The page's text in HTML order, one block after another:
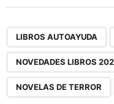
LIBROS AUTOAYUDA
NOVEDADES LIBROS
NOVELAS DE TERROR